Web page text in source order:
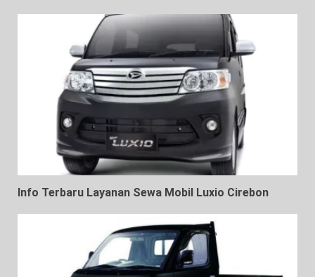
Info Terbaru Layanan Sewa Mobil Luxio Cirebon